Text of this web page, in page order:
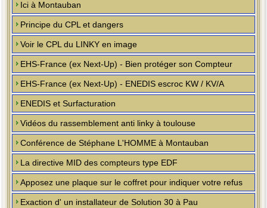
Ici à Montauban
Principe du CPL et dangers
Voir le CPL du LINKY en image
EHS-France (ex Next-Up) - Bien protéger son Compteur
EHS-France (ex Next-Up) - ENEDIS escroc KW / KV/A
ENEDIS et Surfacturation
Vidéos du rassemblement anti linky à toulouse
Conférence de Stéphane L'HOMME à Montauban
La directive MID des compteurs type EDF
Apposez une plaque sur le coffret pour indiquer votre refus
Exaction d' un installateur de Solution 30 à Pau